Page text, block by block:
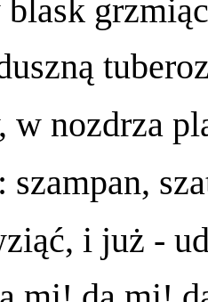
w nozdrza
szampan,
i już -